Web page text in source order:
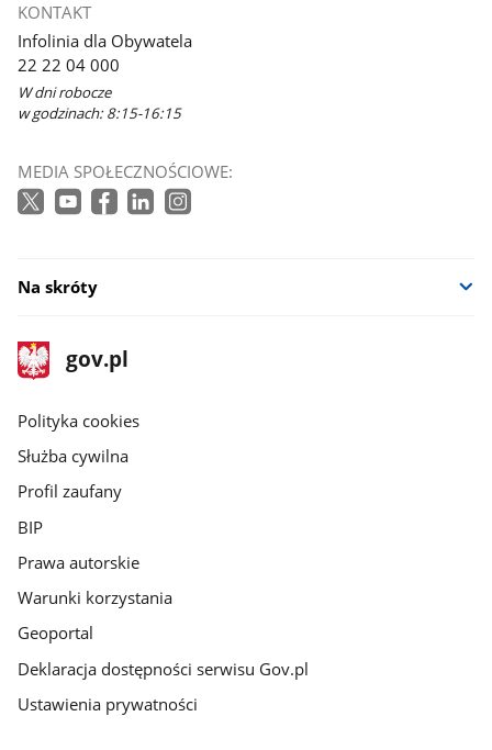
się
w
nowym
oknie
KONTAKT
Infolinia dla Obywatela
22 22 04 000
W dni robocze
w godzinach: 8:15-16:15
MEDIA SPOŁECZNOŚCIOWE:
Na skróty
stopka
gov.pl
Strona
gov.pl
gov.pl
Polityka cookies
Służba cywilna
Profil zaufany
BIP
Prawa autorskie
Warunki korzystania
Geoportal
Deklaracja dostępności serwisu Gov.pl
Ustawienia prywatności